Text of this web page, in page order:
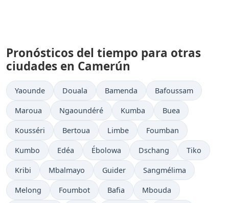
Pronósticos del tiempo para otras
ciudades en Camerún
Yaounde Douala Bamenda Bafoussam
Maroua Ngaoundéré Kumba Buea
Kousséri Bertoua Limbe Foumban
Kumbo Edéa Ébolowa Dschang Tiko
Kribi Mbalmayo Guider Sangmélima
Melong Foumbot Bafia Mbouda